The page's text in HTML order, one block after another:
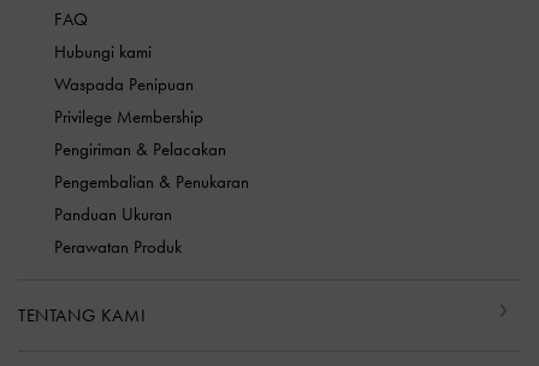
FAQ
Hubungi kami
Waspada Penipuan
Privilege Membership
Pengiriman & Pelacakan
Pengembalian & Penukaran
Panduan Ukuran
Perawatan Produk
TENTANG KAMI